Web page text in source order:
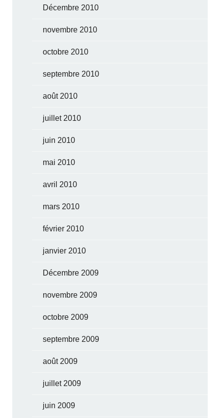
Décembre 2010
novembre 2010
octobre 2010
septembre 2010
août 2010
juillet 2010
juin 2010
mai 2010
avril 2010
mars 2010
février 2010
janvier 2010
Décembre 2009
novembre 2009
octobre 2009
septembre 2009
août 2009
juillet 2009
juin 2009